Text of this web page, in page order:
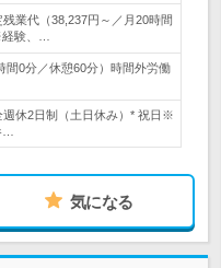
業代（38,237円～／月20時間
験、…
間0分／休憩60分）時間外労働
休2日制（土日休み）* 祝日※
気になる